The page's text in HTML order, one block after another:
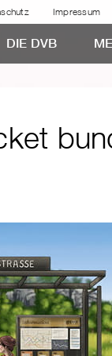
Impressum
DIE DVB